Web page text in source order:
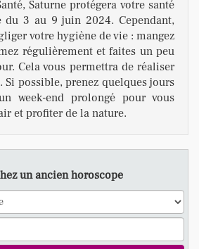
Saturne protégera votre santé
du 3 au 9 juin 2024. Cependant,
votre hygiène de vie : mangez
régulièrement et faites un peu
Cela vous permettra de réaliser
Si possible, prenez quelques jours
week-end prolongé pour vous
et profiter de la nature.
un ancien horoscope